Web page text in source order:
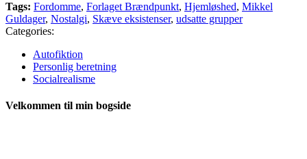
Tags: Fordomme, Forlaget Brændpunkt, Hjemløshed, Mikkel
Guldager, Nostalgi, Skæve eksistenser, udsatte grupper
Categories:
Autofiktion
Personlig beretning
Socialrealisme
Velkommen til min bogside